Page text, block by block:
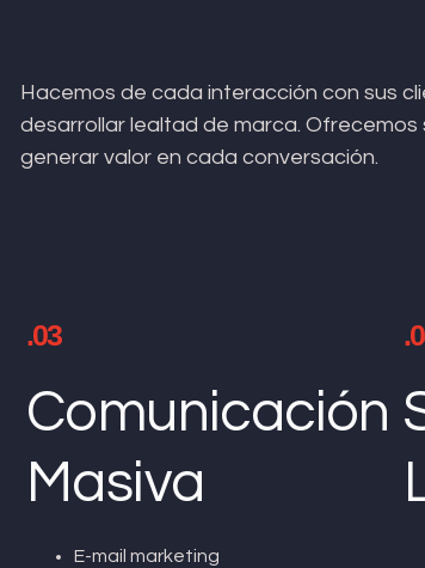
Hacemos de cada interacción con sus
desarrollar lealtad de marca.
generar valor en cada conversación.
.03
Comunicación
Masiva
E-mail marketing